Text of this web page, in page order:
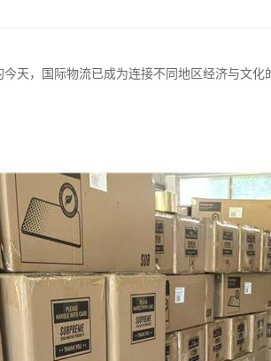
天，国际物流已成为连接不同地区经济与文化